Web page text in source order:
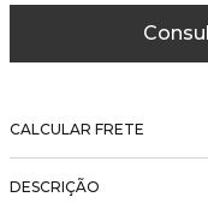
CALCULAR FRETE
DESCRIÇÃO